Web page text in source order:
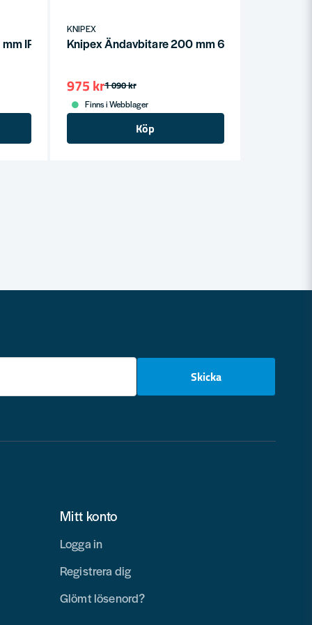
IP 8701 180
KNIPEX
Knipex Ändavbitare 200 mm 67 05 200
1 090 kr
975 kr
Finns i Webblager
Köp
Skicka
Mitt konto
Logga in
Registrera dig
Glömt lösenord?